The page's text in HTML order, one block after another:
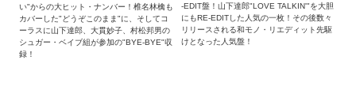
い"からの大ヒット・ナンバー！椎名林檎も
カバーした"どうぞこのまま"に、そしてコ
ーラスに山下達郎、大貫妙子、村松邦男の
シュガー・ベイブ組が参加の"BYE-BYE"収
録！
-EDIT盤！山下達郎"LOVE TALKIN'"を大胆
にもRE-EDITした人気の一枚！その後数々
リリースされる和モノ・リエディット先駆
けとなった人気盤！